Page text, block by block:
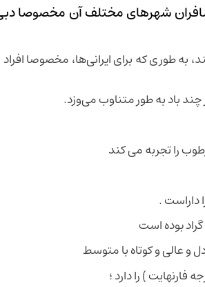
شهرهای مختلف آن مخصوصا
به طوری که برای ایرانی‌ها، مخصوصا
باد به طور متناوب می‌وزد.
را تجربه می کند
و عالی و کوتاه با متوسط